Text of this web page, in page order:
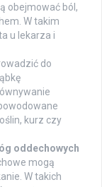
obejmować ból,
W takim
u lekarza i
do
kurz czy
oddechowych
mogą
W takich